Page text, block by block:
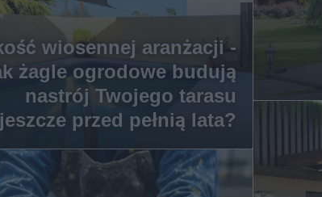
wiosennej aranżacji -
żagle ogrodowe budują
nastrój Twojego tarasu
jeszcze przed pełnią lata?